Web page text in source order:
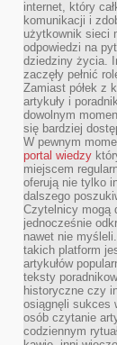
internet, który
komunikacji i
użytkownik sieci
odpowiedzi na
dziedziny życia.
zaczęły pełnić
Zamiast półek z
artykuły i
dowolnym
się bardziej
W pewnym
portal wiedzy
miejscem
oferują nie tylko
dalszego
Czytelnicy mogą
jednocześnie
nawet nie
takich platform
artykułów
teksty
historyczne czy
osiągnęli sukces
osób czytanie
codziennym